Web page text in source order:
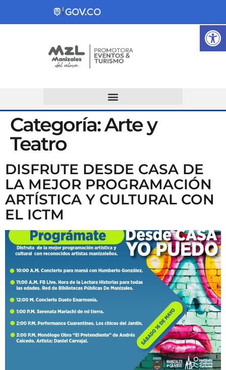
Categoría:Arte y
Teatro
DISFRUTE DESDE CASA DE
LA MEJOR PROGRAMACIÓN
ARTÍSTICA Y CULTURAL CON
EL ICTM